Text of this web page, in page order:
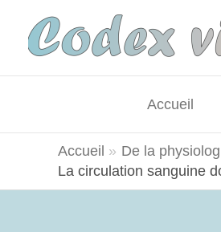
contenu
Accueil
Accueil De la
La circulation sanguine